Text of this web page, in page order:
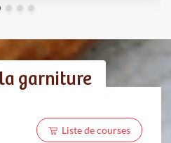
garniture
Liste de courses